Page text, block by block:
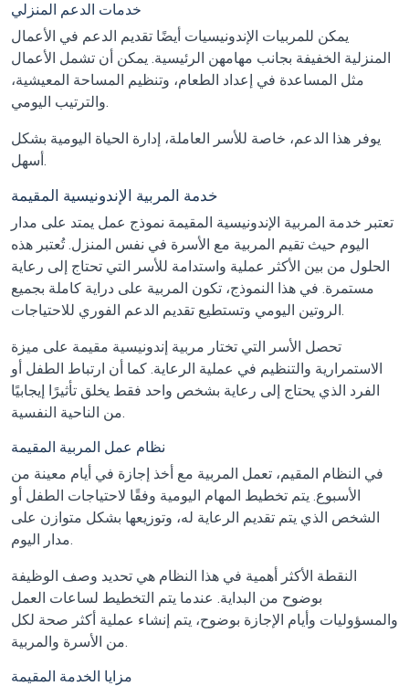
خدمات الدعم المنزلي
يمكن للمربيات الإندونيسيات أيضًا تقديم الدعم في الأعمال
المنزلية الخفيفة بجانب مهامهن الرئيسية. يمكن أن تشمل الأعمال
مثل المساعدة في إعداد الطعام، وتنظيم المساحة المعيشية،
والترتيب اليومي.
يوفر هذا الدعم، خاصة للأسر العاملة، إدارة الحياة اليومية بشكل
أسهل.
خدمة المربية الإندونيسية المقيمة
تعتبر خدمة المربية الإندونيسية المقيمة نموذج عمل يمتد على مدار
اليوم حيث تقيم المربية مع الأسرة في نفس المنزل. تُعتبر هذه
الحلول من بين الأكثر عملية واستدامة للأسر التي تحتاج إلى رعاية
مستمرة. في هذا النموذج، تكون المربية على دراية كاملة بجميع
الروتين اليومي وتستطيع تقديم الدعم الفوري للاحتياجات.
تحصل الأسر التي تختار مربية إندونيسية مقيمة على ميزة
الاستمرارية والتنظيم في عملية الرعاية. كما أن ارتباط الطفل أو
الفرد الذي يحتاج إلى رعاية بشخص واحد فقط يخلق تأثيرًا إيجابيًا
من الناحية النفسية.
نظام عمل المربية المقيمة
في النظام المقيم، تعمل المربية مع أخذ إجازة في أيام معينة من
الأسبوع. يتم تخطيط المهام اليومية وفقًا لاحتياجات الطفل أو
الشخص الذي يتم تقديم الرعاية له، وتوزيعها بشكل متوازن على
مدار اليوم.
النقطة الأكثر أهمية في هذا النظام هي تحديد وصف الوظيفة
بوضوح من البداية. عندما يتم التخطيط لساعات العمل
والمسؤوليات وأيام الإجازة بوضوح، يتم إنشاء عملية أكثر صحة لكل
من الأسرة والمربية.
مزايا الخدمة المقيمة